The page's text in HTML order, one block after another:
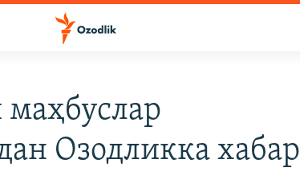
Озодликка хабар